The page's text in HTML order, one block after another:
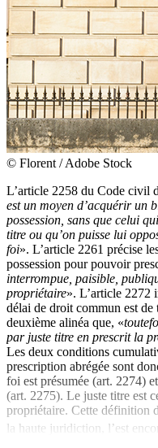
© Florent / Adobe Stock
L’article 2258 du Code civil
est un moyen d’acquérir un
possession, sans que celui
titre ou qu’on puisse lui
foi». L’article 2261 précise
possession pour pouvoir
interrompue, paisible,
propriétaire». L’article 2272
délai de droit commun est de
deuxième alinéa que, «
par juste titre en prescrit la
Les deux conditions
prescription abrégée sont
foi est présumée (art. 2274)
(art. 2275). Le juste titre est
propriétaire. Cette définition
la haute juridiction, l’est